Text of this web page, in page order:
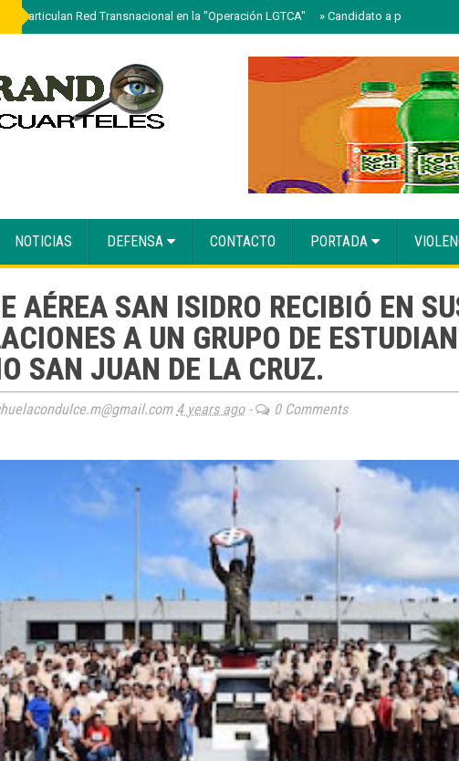
desarticulan Red Transnacional en la "Operación LGTCA" » Candidato a presidente
NOTICIAS DEFENSA CONTACTO PORTADA
AÉREA SAN ISIDRO RECIBIÓ EN
A UN GRUPO DE
SAN JUAN DE LA CRUZ.
4 years ago- 0 Comments